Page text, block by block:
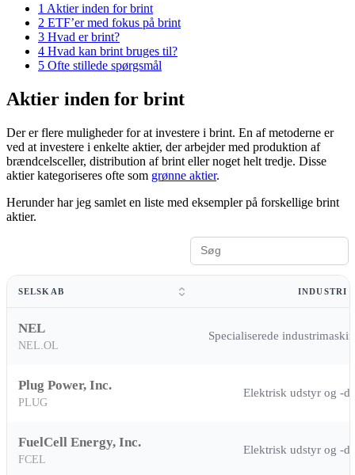
1 Aktier inden for brint
2 ETF’er med fokus på brint
3 Hvad er brint?
4 Hvad kan brint bruges til?
5 Ofte stillede spørgsmål
Aktier inden for brint
Der er flere muligheder for at investere i brint. En af metoderne er
ved at investere i enkelte aktier, der arbejder med produktion af
brændcelsceller, distribution af brint eller noget helt tredje. Disse
aktier kategoriseres ofte som grønne aktier.
Herunder har jeg samlet en liste med eksempler på forskellige brint
aktier.
SELSKAB INDUSTRI
NEL
NEL.OL
Specialiserede
Plug Power, Inc.
PLUG
Elektrisk udstyr og -
FuelCell Energy, Inc.
FCEL
Elektrisk udstyr og -